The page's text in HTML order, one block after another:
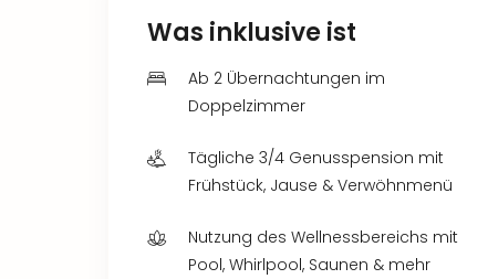
Was inklusive ist
Ab 2 Übernachtungen im
Doppelzimmer
Tägliche 3/4 Genusspension mit
Frühstück, Jause & Verwöhnmenü
Nutzung des Wellnessbereichs mit
Pool, Whirlpool, Saunen & mehr